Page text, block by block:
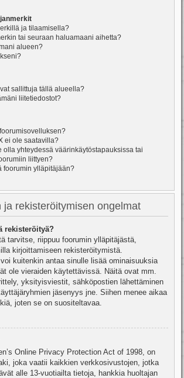
ja tilaamisella?
tai seuraan haluamaani aihetta?
alueen?
sallittuja tällä alueella?
liitetiedostot?
ei ole saatavilla?
olla yhteydessä väärinkäytöstapauksissa tai
liittyen?
foorumin ylläpitäjään?
ja rekisteröitymisen ongelmat
rekisteröityä?
tarvitse, riippuu foorumin ylläpitäjästä,
kirjoittamiseen rekisteröitymistä.
kuitenkin antaa sinulle lisää ominaisuuksia
ole vieraiden käytettävissä. Näitä ovat mm.
yksityisviestit, sähköpostien lähettäminen
jäsenyys jne. Siihen menee aikaa
joten se on suositeltavaa.
Online Privacy Protection Act of 1998, on
joka vaatii kaikkien verkkosivustojen, jotka
alle 13-vuotiailta tietoja, hankkia huoltajan